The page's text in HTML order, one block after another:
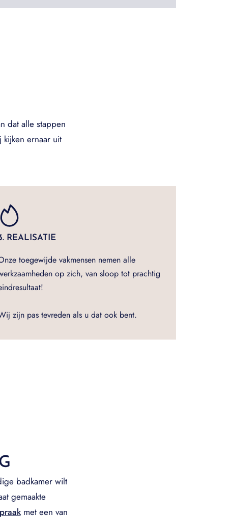
dat alle stappen
ernaar uit
REALISATIE
toegewijde vakmensen nemen alle
op zich, van sloop tot prachtig
zijn pas tevreden als u dat ook bent.
badkamer wilt
gemaakte
met een van